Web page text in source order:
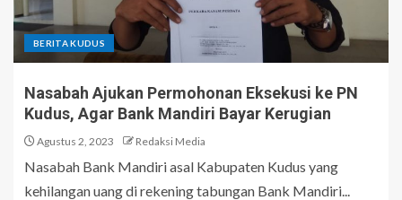
BERITA KUDUS
Nasabah Ajukan Permohonan Eksekusi ke PN
Kudus, Agar Bank Mandiri Bayar Kerugian
Agustus 2, 2023 Redaksi Media
Nasabah Bank Mandiri asal Kabupaten Kudus yang
kehilangan uang di rekening tabungan Bank Mandiri...